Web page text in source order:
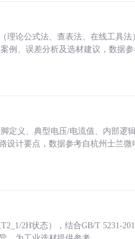
理论公式法、查表法、在线工具
例、误差分析及选材建议，数据
定义、典型电压/电流值、内部逻
设计要点，数据参考自杭州士兰微
2H状态），结合GB/T 5231-